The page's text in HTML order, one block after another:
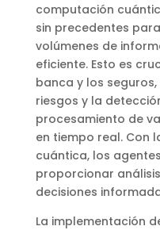
computación
sin precedentes
volúmenes de
eficiente. Esto es
banca y los
riesgos y la
procesamiento de
en tiempo real. Con
cuántica, los
proporcionar
decisiones
La implementación